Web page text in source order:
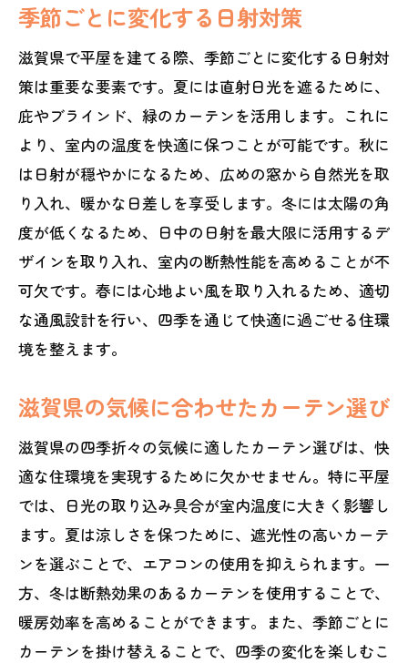
季節ごとに変化する日射対策
滋賀県で平屋を建てる際、季節ごとに変化する日射対
策は重要な要素です。夏には直射日光を遮るために、
庇やブラインド、緑のカーテンを活用します。これに
より、室内の温度を快適に保つことが可能です。秋に
は日射が穏やかになるため、広めの窓から自然光を取
り入れ、暖かな日差しを享受します。冬には太陽の角
度が低くなるため、日中の日射を最大限に活用するデ
ザインを取り入れ、室内の断熱性能を高めることが不
可欠です。春には心地よい風を取り入れるため、適切
な通風設計を行い、四季を通じて快適に過ごせる住環
境を整えます。
滋賀県の気候に合わせたカーテン選び
滋賀県の四季折々の気候に適したカーテン選びは、快
適な住環境を実現するために欠かせません。特に平屋
では、日光の取り込み具合が室内温度に大きく影響し
ます。夏は涼しさを保つために、遮光性の高いカーテ
ンを選ぶことで、エアコンの使用を抑えられます。一
方、冬は断熱効果のあるカーテンを使用することで、
暖房効率を高めることができます。また、季節ごとに
カーテンを掛け替えることで、四季の変化を楽しむこ